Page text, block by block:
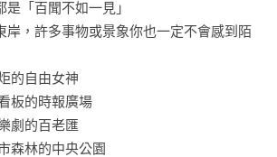
「百聞不如一見」
岸，許多事物或景象你也一定不會感到陌
的自由女神
板的時報廣場
劇的百老匯
森林的中央公園